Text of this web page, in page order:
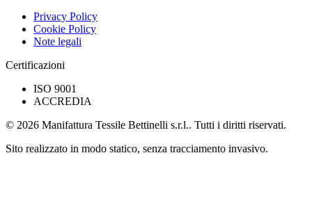
Privacy Policy
Cookie Policy
Note legali
Certificazioni
ISO 9001
ACCREDIA
© 2026 Manifattura Tessile Bettinelli s.r.l.. Tutti i diritti riservati.
Sito realizzato in modo statico, senza tracciamento invasivo.